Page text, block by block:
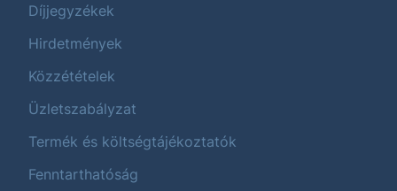
Díjjegyzékek
Hirdetmények
Közzétételek
Üzletszabályzat
Termék és költségtájékoztatók
Fenntarthatóság